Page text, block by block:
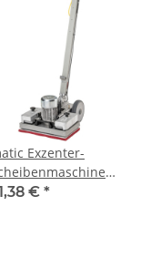
Exzenter-
€ *